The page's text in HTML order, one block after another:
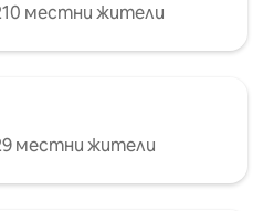
местни жители
местни жители